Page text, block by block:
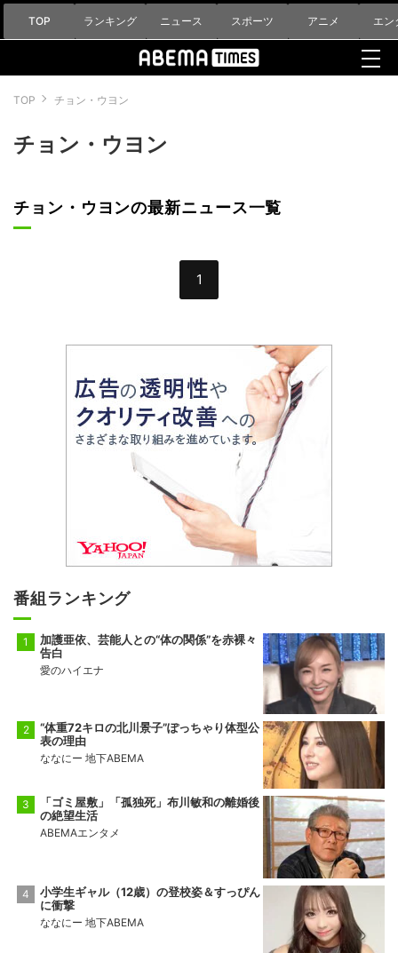
TOP ランキング ニュース スポーツ アニメ エン
TOP チョン・ウヨン
チョン・ウヨン
チョン・ウヨンの最新ニュース一覧
1
番組ランキング
加護亜依、芸能人との“体の関係”を赤裸々
告白
愛のハイエナ
“体重72キロの北川景子”ぽっちゃり体型公
表の理由
ななにー 地下ABEMA
「ゴミ屋敷」「孤独死」布川敏和の離婚後
の絶望生活
ABEMAエンタメ
小学生ギャル（12歳）の登校姿＆すっぴん
に衝撃
ななにー 地下ABEMA